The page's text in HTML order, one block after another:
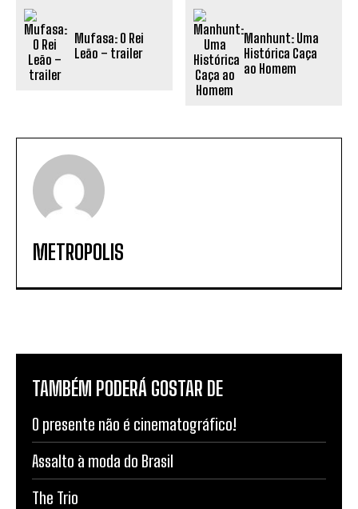
Mufasa: O Rei
Leão – trailer
Manhunt: Uma
Histórica Caça
ao Homem
METROPOLIS
TAMBÉM PODERÁ GOSTAR DE
O presente não é cinematográfico!
Assalto à moda do Brasil
The Trio